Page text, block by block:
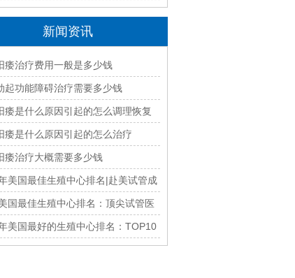
新闻资讯
痿治疗费用一般是多少钱
起功能障碍治疗需要多少钱
痿是什么原因引起的怎么调理恢复
痿是什么原因引起的怎么治疗
痿治疗大概需要多少钱
美国最佳生殖中心排名|赴美试管成
口碑TOP10
国最佳生殖中心排名：顶尖试管医
与成功率解读
美国最好的生殖中心排名：TOP10
儿医院推荐指南